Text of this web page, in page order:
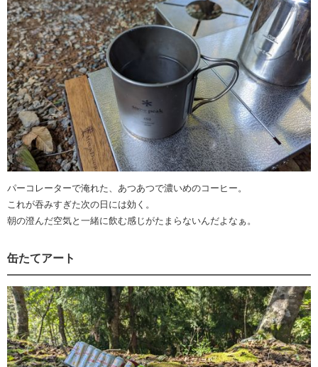
パーコレーターで淹れた、あつあつで濃いめのコーヒー。
これが吞みすぎた次の日には効く。
朝の澄んだ空気と一緒に飲む感じがたまらないんだよなぁ。
缶たてアート